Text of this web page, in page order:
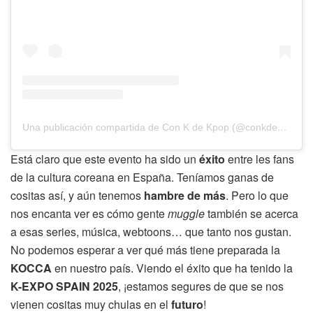
Una publicación compartida de Con K de Kpop (@conkdekpop)
Está claro que este evento ha sido un éxito entre les fans
de la cultura coreana en España. Teníamos ganas de
cositas así, y aún tenemos hambre de más. Pero lo que
nos encanta ver es cómo gentemuggletambién se acerca
a esas series, música, webtoons… que tanto nos gustan.
No podemos esperar a ver qué más tiene preparada la
KOCCA en nuestro país. Viendo el éxito que ha tenido la
K-EXPO SPAIN 2025, ¡estamos segures de que se nos
vienen cositas muy chulas en el futuro!